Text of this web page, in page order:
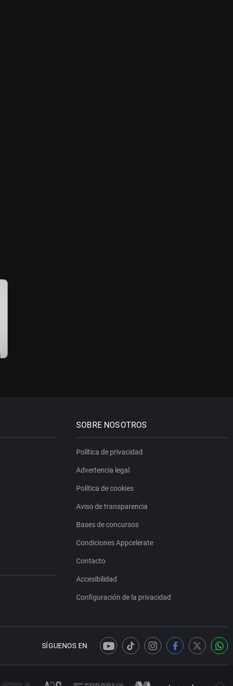
SOBRE NOSOTROS
Política de privacidad
Advertencia legal
Política de cookies
Aviso de transparencia
Bases de concursos
Condiciones Appcelerate
Contacto
Accesibilidad
Configuración de la privacidad
SÍGUENOS EN